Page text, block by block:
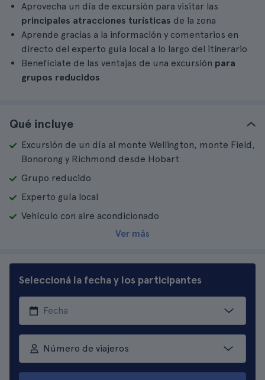
Aprovecha un día de excursión para visitar las
principales atracciones turísticas de la zona
Aprende gracias a la información y comentarios en
directo del experto guía local a lo largo del itinerario
Benefíciate de las ventajas de una excursión para
grupos reducidos
Qué incluye
Excursión de un día al monte Wellington, monte Field,
Bonorong y Richmond desde Hobart
Grupo reducido
Experto guía local
Vehículo con aire acondicionado
Ver más
Seleccioná la fecha y los participantes
Número de viajeros